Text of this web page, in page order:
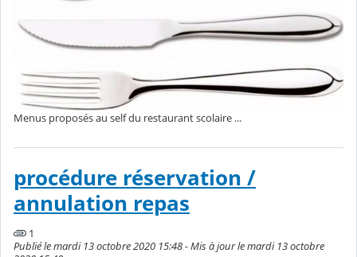
Menus proposés au self du restaurant scolaire ...
procédure réservation /
annulation repas
1
Publié le mardi 13 octobre 2020 15:48 - Mis à jour le mardi 13 octobre